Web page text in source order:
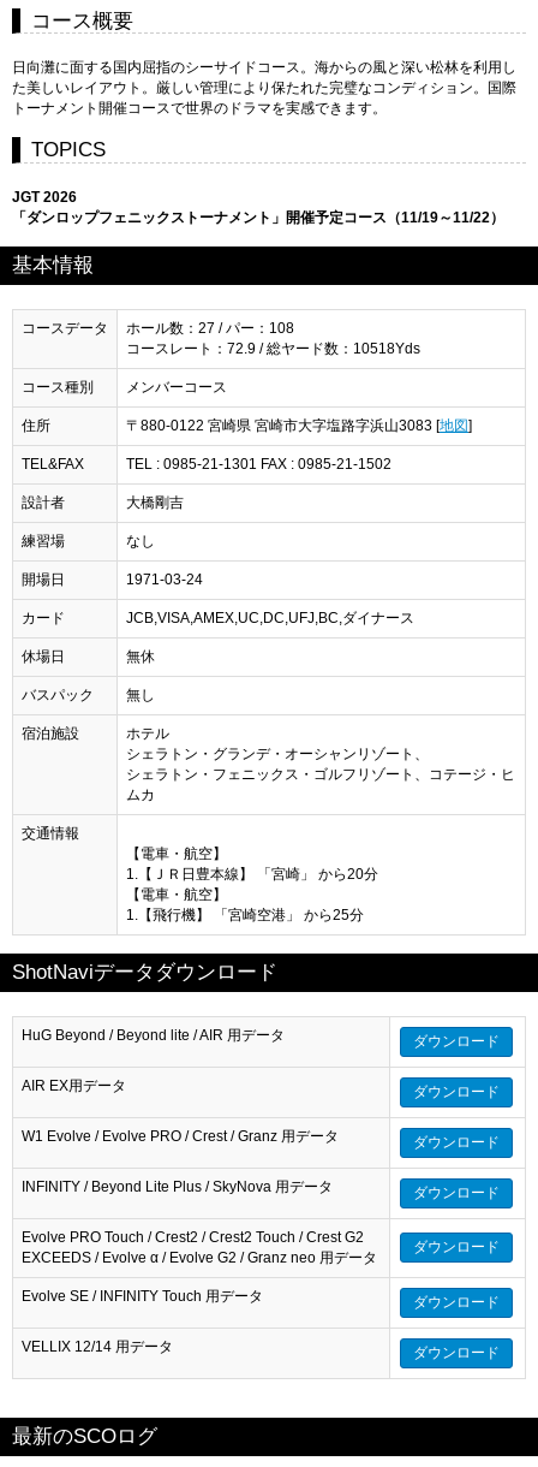
コース概要
日向灘に面する国内屈指のシーサイドコース。海からの風と深い松林を利用し
た美しいレイアウト。厳しい管理により保たれた完璧なコンディション。国際
トーナメント開催コースで世界のドラマを実感できます。
TOPICS
JGT 2026
「ダンロップフェニックストーナメント」開催予定コース（11/19～11/22）
基本情報
コースデータ
ホール数：27 / パー：108
コースレート：72.9 / 総ヤード数：10518Yds
コース種別 メンバーコース
住所 〒880-0122 宮崎県 宮崎市大字塩路字浜山3083 [地図]
TEL&FAX TEL : 0985-21-1301 FAX : 0985-21-1502
設計者 大橋剛吉
練習場 なし
開場日 1971-03-24
カード JCB,VISA,AMEX,UC,DC,UFJ,BC,ダイナース
休場日 無休
バスパック 無し
宿泊施設
ホテル
シェラトン・グランデ・オーシャンリゾート、
シェラトン・フェニックス・ゴルフリゾート、コテージ・ヒ
ムカ
交通情報
【電車・航空】
1.【ＪＲ日豊本線】 「宮崎」 から20分
【電車・航空】
1.【飛行機】 「宮崎空港」 から25分
ShotNaviデータダウンロード
HuG Beyond / Beyond lite / AIR 用データ ダウンロード
AIR EX用データ ダウンロード
W1 Evolve / Evolve PRO / Crest / Granz 用データ ダウンロード
INFINITY / Beyond Lite Plus / SkyNova 用データ ダウンロード
Evolve PRO Touch / Crest2 / Crest2 Touch / Crest G2
EXCEEDS / Evolve α / Evolve G2 / Granz neo 用データ
ダウンロード
Evolve SE / INFINITY Touch 用データ ダウンロード
VELLIX 12/14 用データ ダウンロード
最新のSCOログ